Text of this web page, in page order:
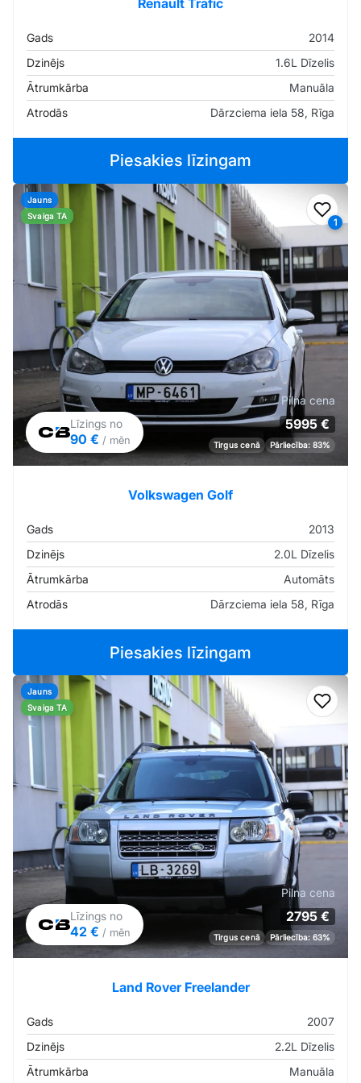
Gads
2014
Dzinējs
1.6L Dīzelis
Ātrumkārba
Manuāla
Atrodās
Dārzciema iela 58, Rīga
Piesakies līzingam
1
Jauns
Svaiga TA
Līzings no
90 € / mēn
Pilna cena
5995 €
Tirgus cenā Pārliecība: 83%
Volkswagen Golf
Gads
2013
Dzinējs
2.0L Dīzelis
Ātrumkārba
Automāts
Atrodās
Dārzciema iela 58, Rīga
Piesakies līzingam
Jauns
Svaiga TA
Līzings no
42 € / mēn
Pilna cena
2795 €
Tirgus cenā Pārliecība: 63%
Land Rover Freelander
Gads
2007
Dzinējs
2.2L Dīzelis
Ātrumkārba
Manuāla